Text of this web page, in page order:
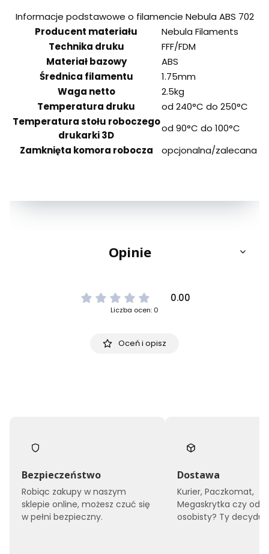
Informacje podstawowe o filamencie Nebula ABS 702
Producent materiału
Nebula Filaments
Technika druku
FFF/FDM
Materiał bazowy
ABS
Średnica filamentu
1.75mm
Waga netto
2.5kg
Temperatura druku
od 240°C do 250°C
Temperatura stołu roboczego
drukarki 3D
od 90°C do 100°C
Zamknięta komora robocza
opcjonalna/zalecana
Opinie
0.00
Liczba ocen: 0
Oceń i opisz
Bezpieczeństwo
Robiąc zakupy w naszym
sklepie online, możesz czuć się
w pełni bezpieczny.
Dostawa
Kurier, Paczkomat,
Megaskrytka czy
osobisty? Ty